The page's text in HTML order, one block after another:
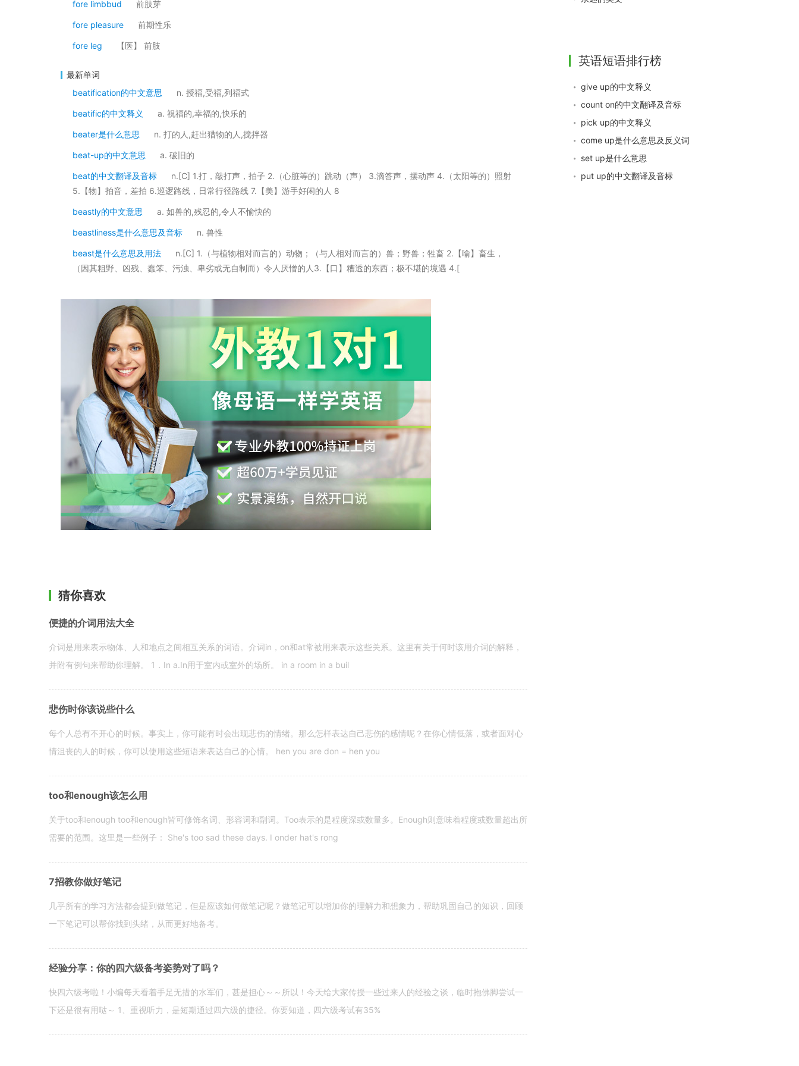
fore limbbud 前肢芽
fore pleasure 前期性乐
fore leg 【医】 前肢
最新单词
beatification的中文意思
n. 授福,受福,列福式
beatific的中文释义 a. 祝福的,幸福的,快乐的
beater是什么意思 n. 打的人,赶出猎物的人,搅拌器
beat-up的中文意思 a. 破旧的
beat的中文翻译及音标
n.[C] 1.打，敲打声，拍子 2.（心脏等的）跳动（声） 3.滴答声，摆动声 4.（太阳等的）照射
5.【物】拍音，差拍 6.巡逻路线，日常行径路线 7.【美】游手好闲的人 8
beastly的中文意思 a. 如兽的,残忍的,令人不愉快的
beastliness是什么意思及音标 n. 兽性
beast是什么意思及用法
n.[C] 1.（与植物相对而言的）动物；（与人相对而言的）兽；野兽；牲畜 2.【喻】畜生，
（因其粗野、凶残、蠢笨、污浊、卑劣或无自制而）令人厌憎的人3.【口】糟透的东西；极不堪的境遇 4.[
猜你喜欢
便捷的介词用法大全
介词是用来表示物体、人和地点之间相互关系的词语。介词in，on和at常被用来表示这些关系。这里有关于何时该用介词的解释，
并附有例句来帮助你理解。 1．In a.In用于室内或室外的场所。 in a room in a buil
悲伤时你该说些什么
每个人总有不开心的时候。事实上，你可能有时会出现悲伤的情绪。那么怎样表达自己悲伤的感情呢？在你心情低落，或者面对心
情沮丧的人的时候，你可以使用这些短语来表达自己的心情。 hen you are don = hen you
too和enough该怎么用
关于too和enough too和enough皆可修饰名词、形容词和副词。Too表示的是程度深或数量多。Enough则意味着程度或数量超出所
需要的范围。这里是一些例子： She's too sad these days. I onder hat's rong
7招教你做好笔记
几乎所有的学习方法都会提到做笔记，但是应该如何做笔记呢？做笔记可以增加你的理解力和想象力，帮助巩固自己的知识，回顾
一下笔记可以帮你找到头绪，从而更好地备考。
经验分享：你的四六级备考姿势对了吗？
快四六级考啦！小编每天看着手足无措的水军们，甚是担心～～所以！今天给大家传授一些过来人的经验之谈，临时抱佛脚尝试一
下还是很有用哒～ 1、重视听力，是短期通过四六级的捷径。你要知道，四六级考试有35%
英语短语排行榜
give up的中文释义
count on的中文翻译及音标
pick up的中文释义
come up是什么意思及反义词
set up是什么意思
put up的中文翻译及音标